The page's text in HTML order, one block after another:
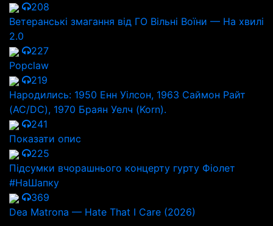
208
Ветеранські змагання від ГО Вільні Воїни — На хвилі
2.0
227
Popclaw
219
Народились: 1950 Енн Уілсон, 1963 Саймон Райт
(AC/DC), 1970 Браян Уелч (Korn).
241
Показати опис
225
Підсумки вчорашнього концерту гурту Фіолет
#НаШапку
369
Dea Matrona — Hate That I Care (2026)